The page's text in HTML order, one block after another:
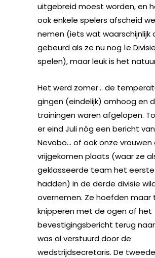
uitgebreid moest worden, en
ook enkele spelers afscheid
nemen (iets wat waarschijnlijk
gebeurd als ze nu nog 1e
spelen), maar leuk is het
Het werd zomer… de
gingen (eindelijk) omhoog en
trainingen waren afgelopen.
er eind Juli nóg een bericht
Nevobo… of ook onze vrouwen
vrijgekomen plaats (waar ze
geklasseerde team het
hadden) in de derde divisie
overnemen. Ze hoefden maar
knipperen met de ogen of het
bevestigingsbericht terug naar
was al verstuurd door de
wedstrijdsecretaris. De tweede